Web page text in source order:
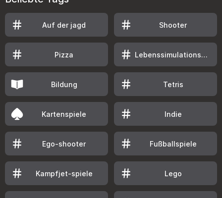
Auf der jagd Shooter
Pizza Lebenssimulationsspiele
Bildung Tetris
Kartenspiele Indie
Ego-shooter Fußballspiele
Kampfjet-spiele Lego